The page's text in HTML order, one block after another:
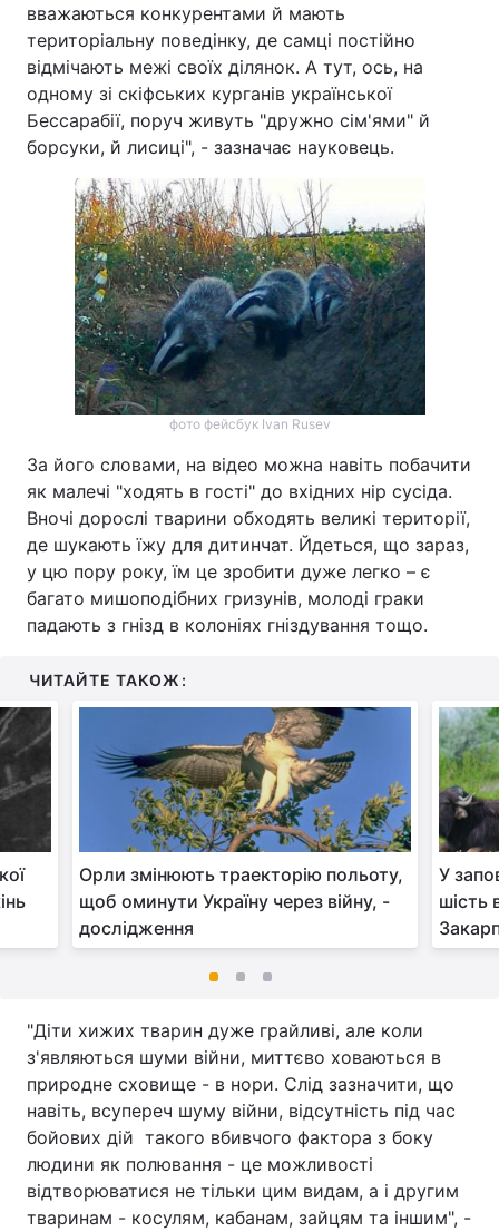
вважаються конкурентами й мають
територіальну поведінку, де самці постійно
відмічають межі своїх ділянок. А тут, ось, на
одному зі скіфських курганів української
Бессарабії, поруч живуть "дружно сім'ями" й
борсуки, й лисиці", - зазначає науковець.
фото фейсбук Ivan Rusev
За його словами, на відео можна навіть побачити
як малечі "ходять в гості" до вхідних нір сусіда.
Вночі дорослі тварини обходять великі території,
де шукають їжу для дитинчат. Йдеться, що зараз,
у цю пору року, їм це зробити дуже легко – є
багато мишоподібних гризунів, молоді граки
падають з гнізд в колоніях гніздування тощо.
ЧИТАЙТЕ ТАКОЖ:
Орли змінюють траекторію польоту,
щоб оминути Україну через війну, -
дослідження
У
шість
"Діти хижих тварин дуже грайливі, але коли
з'являються шуми війни, миттєво ховаються в
природне сховище - в нори. Слід зазначити, що
навіть, всупереч шуму війни, відсутність під час
бойових дій такого вбивчого фактора з боку
людини як полювання - це можливості
відтворюватися не тільки цим видам, а і другим
тваринам - косулям, кабанам, зайцям та іншим", -